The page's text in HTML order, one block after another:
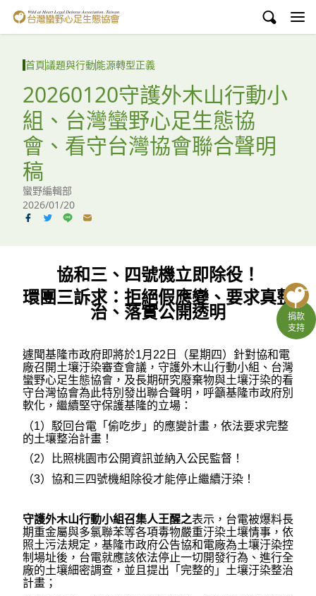
台灣蠻野心足生態協會
環境教育
白海豚媽祖宮
支持蠻野
English
YouTube
捐款
支持
首頁議題與行動能源轉型正義
20260120守護外木山行動小
組、台灣蠻野心足生態協
會、看守台灣協會聯合聲明
稿
蠻野編輯部
2026/01/20
協和三、四號機立即除役！
環團三訴求：拒絕假應變、要求真整
治、落實公開透明
遽聞基隆市政府即將於1月22日（星期四）針對協和電
廠召開土壤汙染審查會議，守護外木山行動小組、台灣
蠻野心足生態協會，及長期研究廢棄物與土壤汙染的看
守台灣協會為此特別發出聯合聲明，呼籲基隆市政府別
軟化，繼續堅守保護基隆的立場：
（1）駁回台電「偷吃步」的應變計畫，依法要求完整
的土壤整治計畫！
（2）比照桃園市公開資訊並納入公民監督！
（3）協和三四號機組除役才能停止繼續汙染！
守護外木山行動小組召集人王醒之表示，台電被爆料長
期重金屬與多氯聯苯等各項毒物嚴重汙染土壤情事，依
照土污法規定，基隆市政府公告協和電廠為土壤汙染控
制場址後，台電就應該依法停止一切開發行為、進行全
廠的土壤細密調查，並且提出「完整的」土壤汙染整治
計畫；